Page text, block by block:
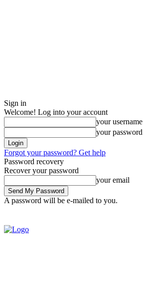
Sign in
Welcome! Log into your account
your username
your password
Forgot your password? Get help
Password recovery
Recover your password
your email
A password will be e-mailed to you.